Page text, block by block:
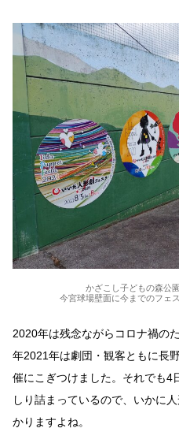
かざこし子どもの森公
今宮球場壁面に今までのフェ
2020年は残念ながらコロナ禍の
年2021年は劇団・観客ともに長
催にこぎつけました。それでも4
しり詰まっているので、いかに
かりますよね。